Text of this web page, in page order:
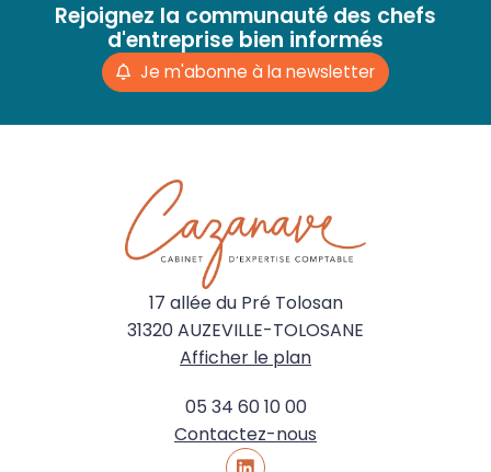
Rejoignez la communauté des chefs
d'entreprise bien informés
Je m'abonne à la newsletter
17 allée du Pré Tolosan
31320 AUZEVILLE-TOLOSANE
Afficher le plan
05 34 60 10 00
Contactez-nous